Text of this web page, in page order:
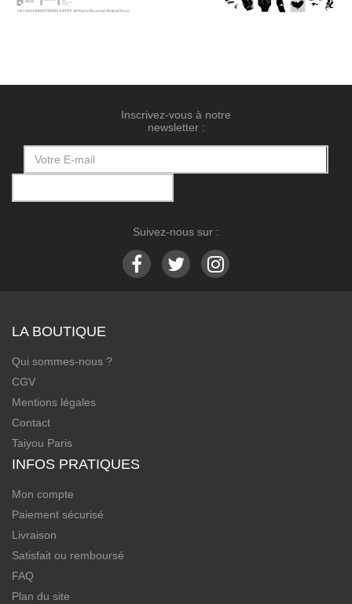
Inscrivez-vous à notre
newsletter :
Suivez-nous sur :
LA BOUTIQUE
Qui sommes-nous ?
CGV
Mentions légales
Contact
Taiyou Paris
INFOS PRATIQUES
Mon compte
Paiement sécurisé
Livraison
Satisfait ou remboursé
FAQ
Plan du site